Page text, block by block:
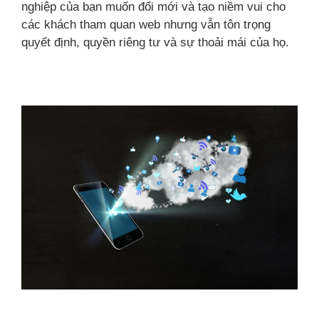
nghiệp của bạn muốn đổi mới và tạo niềm vui cho
các khách tham quan web nhưng vẫn tôn trọng
quyết định, quyền riêng tư và sự thoải mái của họ.